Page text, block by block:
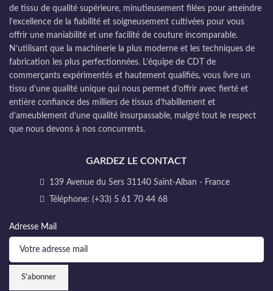
de tissu de qualité supérieure, minutieusement filées pour atteindre
l’excellence de la fiabilité et soigneusement cultivées pour vous
offrir une maniabilité et une facilité de couture incomparable.
N’utilisant que la machinerie la plus moderne et les techniques de
fabrication les plus perfectionnées. L’équipe de CDT de
commerçants expérimentés et hautement qualifiés, vous livre un
tissu d’une qualité unique qui nous permet d’offrir avec fierté et
entière confiance des milliers de tissus d’habillement et
d’ameublement d’une qualité insurpassable, malgré tout le respect
que nous devons à nos concurrents.
GARDEZ LE CONTACT
139 Avenue du Sers 31140 Saint-Alban - France
Téléphone: (+33) 5 61 70 44 68
Adresse Mail